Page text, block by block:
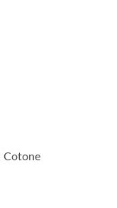
Cotone